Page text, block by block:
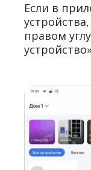
Если в
правом